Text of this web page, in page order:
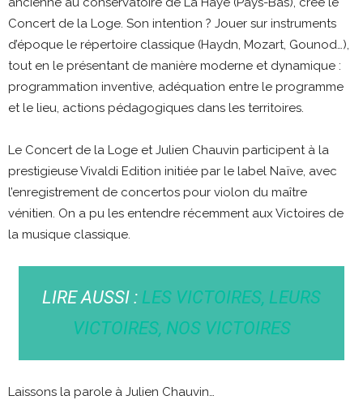
Concert de la Loge. Son intention ? Jouer sur instruments
d’époque le répertoire classique (Haydn, Mozart, Gounod…),
tout en le présentant de manière moderne et dynamique :
programmation inventive, adéquation entre le programme
et le lieu, actions pédagogiques dans les territoires.
Le Concert de la Loge et Julien Chauvin participent à la
prestigieuse Vivaldi Edition initiée par le label Naïve, avec
l’enregistrement de concertos pour violon du maître
vénitien. On a pu les entendre récemment aux Victoires de
la musique classique.
LIRE AUSSI : LES VICTOIRES, LEURS
VICTOIRES, NOS VICTOIRES
Laissons la parole à Julien Chauvin…